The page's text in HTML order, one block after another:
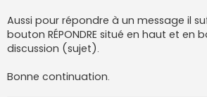
Aussi pour répondre à un message il
bouton RÉPONDRE situé en haut et en
discussion (sujet).
Bonne continuation.